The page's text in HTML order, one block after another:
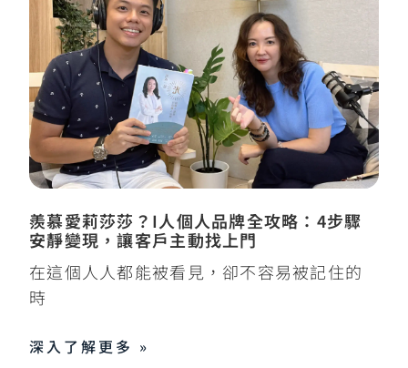
羨慕愛莉莎莎？I人個人品牌全攻略：4步驟
安靜變現，讓客戶主動找上門
在這個人人都能被看見，卻不容易被記住的
時
深入了解更多 »